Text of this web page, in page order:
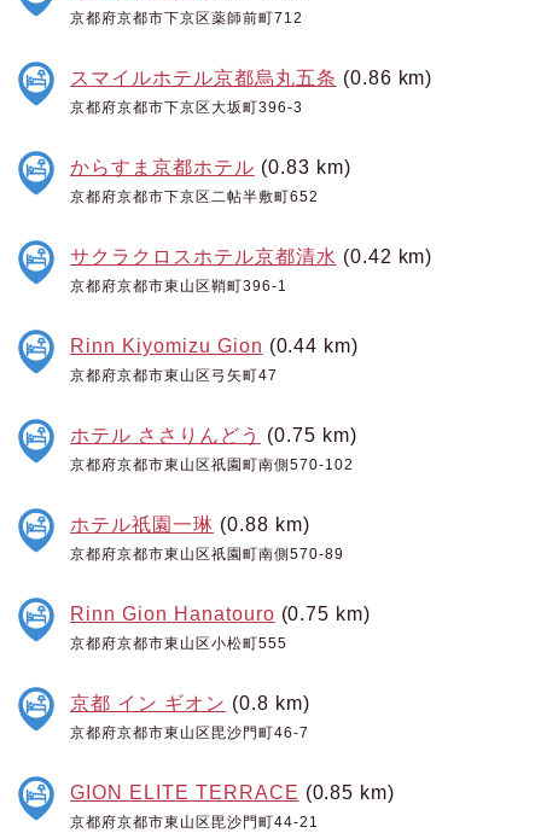
京都府京都市下京区薬師前町712
スマイルホテル京都烏丸五条 (0.86 km)
京都府京都市下京区大坂町396-3
からすま京都ホテル (0.83 km)
京都府京都市下京区二帖半敷町652
サクラクロスホテル京都清水 (0.42 km)
京都府京都市東山区鞘町396-1
Rinn Kiyomizu Gion (0.44 km)
京都府京都市東山区弓矢町47
ホテル ささりんどう (0.75 km)
京都府京都市東山区祇園町南側570-102
ホテル祇園一琳 (0.88 km)
京都府京都市東山区祇園町南側570-89
Rinn Gion Hanatouro (0.75 km)
京都府京都市東山区小松町555
京都 イン ギオン (0.8 km)
京都府京都市東山区毘沙門町46-7
GION ELITE TERRACE (0.85 km)
京都府京都市東山区毘沙門町44-21